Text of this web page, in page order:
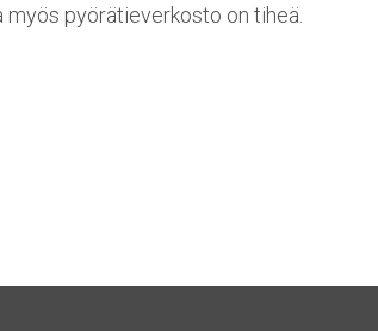
pyörätieverkosto on tiheä.